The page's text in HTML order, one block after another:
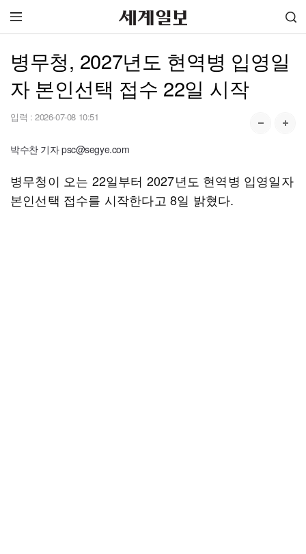
병무청, 2027년도 현역병 입영일
자 본인선택 접수 22일 시작
입력 : 2026-07-08 10:51
박수찬 기자 psc@segye.com
병무청이 오는 22일부터 2027년도 현역병 입영일자
본인선택 접수를 시작한다고 8일 밝혔다.